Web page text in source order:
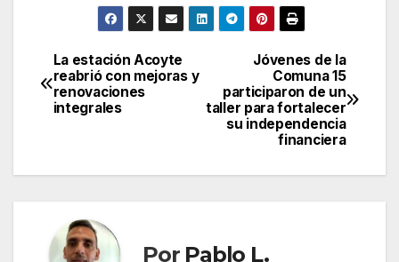
Navegación
de
Jóvenes de la
Comuna 15
participaron de un
taller para fortalecer
su independencia
financiera
La estación Acoyte
reabrió con mejoras y
renovaciones
integrales
Por Pablo L.